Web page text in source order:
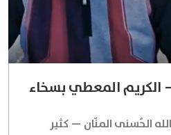
المعطي بسخاء
الحُسنىالمنّان — كثير